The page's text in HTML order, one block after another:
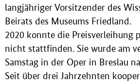
langjähriger Vorsitzender des
Beirats des Museums Friedland.
2020 konnte die Preisverleihung
nicht stattfinden. Sie wurde am
Samstag in der Oper in Breslau
Seit über drei Jahrzehnten